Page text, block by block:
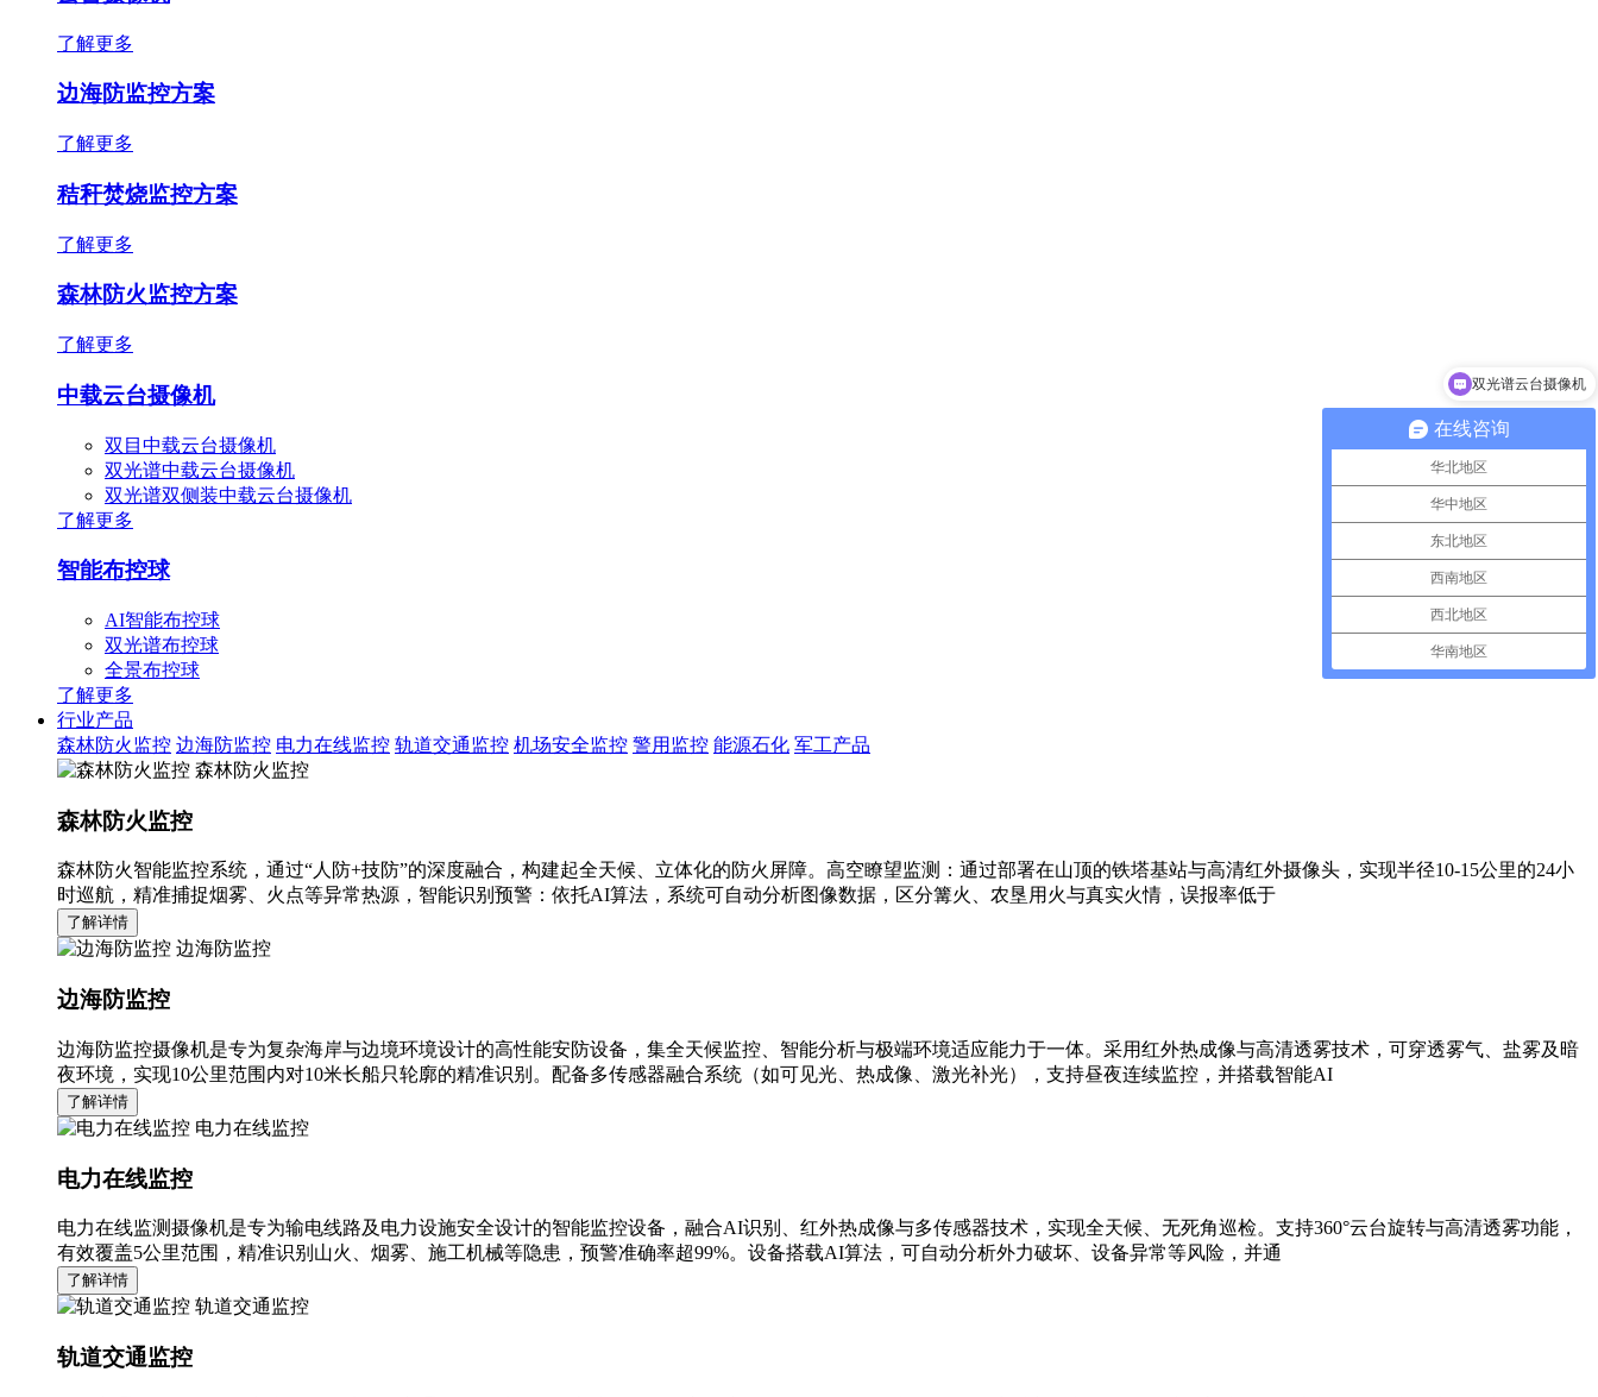
了解更多
边海防监控方案
了解更多
秸秆焚烧监控方案
了解更多
森林防火监控方案
了解更多
中载云台摄像机
双目中载云台摄像机
双光谱中载云台摄像机
双光谱双侧装中载云台摄像机
了解更多
智能布控球
AI智能布控球
双光谱布控球
全景布控球
了解更多
行业产品
森林防火监控 边海防监控 电力在线监控 轨道交通监控 机场安全监控 警用监控 能源石化 军工产品
森林防火监控
森林防火监控
森林防火智能监控系统，通过“人防+技防”的深度融合，构建起全天候、立体化的防火屏障。高空瞭望监测：通过部署在山顶的铁塔基站与高清红外摄像头，实现半径10-15公里的24小
时巡航，精准捕捉烟雾、火点等异常热源，智能识别预警：依托AI算法，系统可自动分析图像数据，区分篝火、农垦用火与真实火情，误报率低于
了解详情
边海防监控
边海防监控
边海防监控摄像机是专为复杂海岸与边境环境设计的高性能安防设备，集全天候监控、智能分析与极端环境适应能力于一体。采用红外热成像与高清透雾技术，可穿透雾气、盐雾及暗
夜环境，实现10公里范围内对10米长船只轮廓的精准识别。配备多传感器融合系统（如可见光、热成像、激光补光），支持昼夜连续监控，并搭载智能AI
了解详情
电力在线监控
电力在线监控
电力在线监测摄像机是专为输电线路及电力设施安全设计的智能监控设备，融合AI识别、红外热成像与多传感器技术，实现全天候、无死角巡检。支持360°云台旋转与高清透雾功能，
有效覆盖5公里范围，精准识别山火、烟雾、施工机械等隐患，预警准确率超99%。设备搭载AI算法，可自动分析外力破坏、设备异常等风险，并通
了解详情
轨道交通监控
轨道交通监控
在线咨询
华北地区
华中地区
东北地区
西南地区
西北地区
华南地区
双光谱云台摄像机